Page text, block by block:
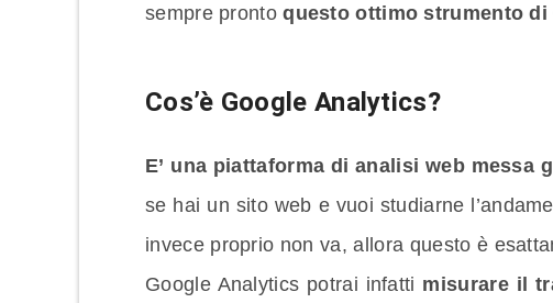
sempre prontoquesto ottimo strumento di
Cos’è Google Analytics?
E’ una piattaforma di analisi web messa
se hai un sito web e vuoi studiarne
invece proprio non va, allora questo è
Google Analytics potrai infatti misurare il